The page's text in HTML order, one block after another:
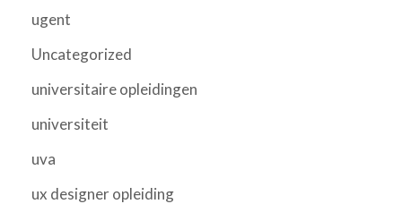
ugent
Uncategorized
universitaire opleidingen
universiteit
uva
ux designer opleiding